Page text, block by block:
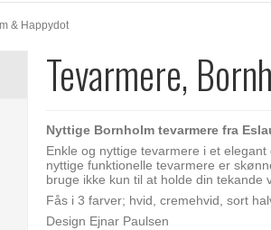
& Happydot
Tevarmere,
Nyttige Bornholm tevarmere fra
Enkle og nyttige tevarmere i et
nyttige funktionelle tevarmere er
bruge ikke kun til at holde din tekande
Fås i 3 farver; hvid, cremehvid, sort
Design Ejnar Paulsen